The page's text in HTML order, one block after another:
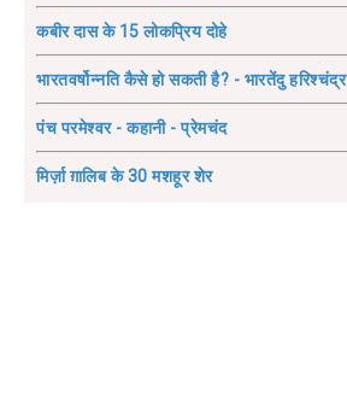
कबीर दास के 15 लोकप्रिय दोहे
भारतवर्षोन्नति कैसे हो सकती है? - भारतेंदु हरिश्चंद्र
पंच परमेश्वर - कहानी - प्रेमचंद
मिर्ज़ा ग़ालिब के 30 मशहूर शेर